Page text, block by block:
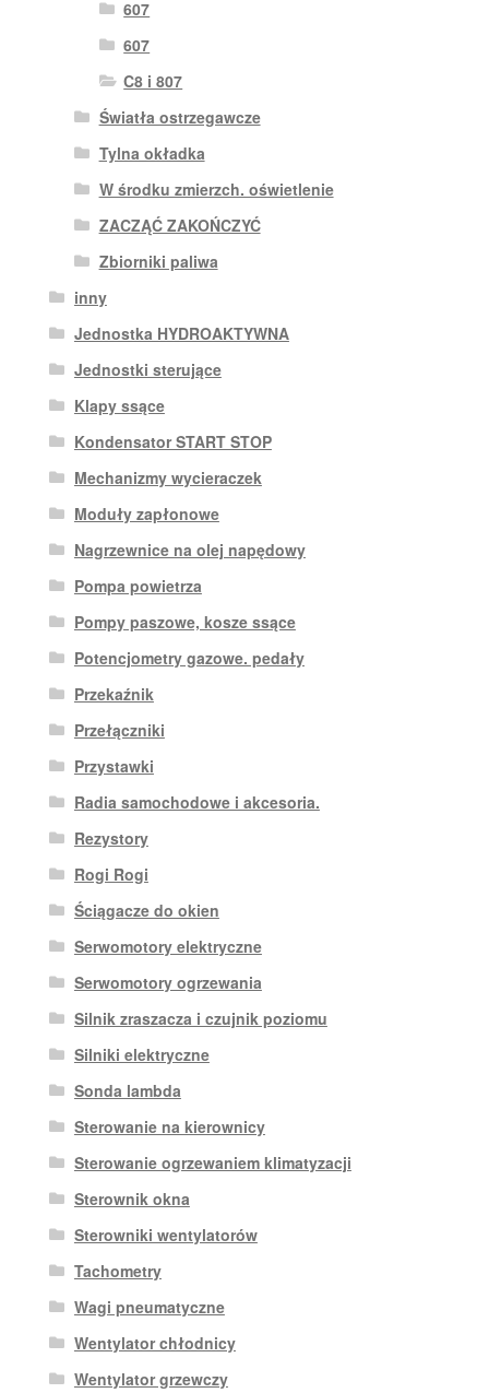
607
607
C8 i 807
Światła ostrzegawcze
Tylna okładka
W środku zmierzch. oświetlenie
ZACZĄĆ ZAKOŃCZYĆ
Zbiorniki paliwa
inny
Jednostka HYDROAKTYWNA
Jednostki sterujące
Klapy ssące
Kondensator START STOP
Mechanizmy wycieraczek
Moduły zapłonowe
Nagrzewnice na olej napędowy
Pompa powietrza
Pompy paszowe, kosze ssące
Potencjometry gazowe. pedały
Przekaźnik
Przełączniki
Przystawki
Radia samochodowe i akcesoria.
Rezystory
Rogi Rogi
Ściągacze do okien
Serwomotory elektryczne
Serwomotory ogrzewania
Silnik zraszacza i czujnik poziomu
Silniki elektryczne
Sonda lambda
Sterowanie na kierownicy
Sterowanie ogrzewaniem klimatyzacji
Sterownik okna
Sterowniki wentylatorów
Tachometry
Wagi pneumatyczne
Wentylator chłodnicy
Wentylator grzewczy